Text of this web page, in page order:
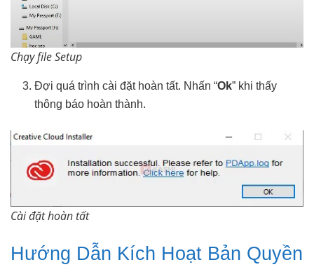
Chạy file Setup
Đợi quá trình cài đặt hoàn tất. Nhấn “Ok” khi thấy
thông báo hoàn thành.
Cài đặt hoàn tất
Hướng Dẫn Kích Hoạt Bản Quyền